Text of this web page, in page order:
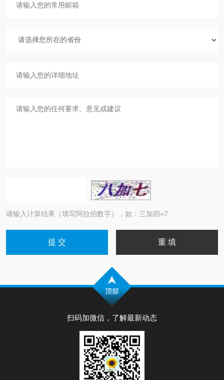
请输入计算结果（填写阿拉伯数字），如：三加四=7
扫码加微信，了解最新动态